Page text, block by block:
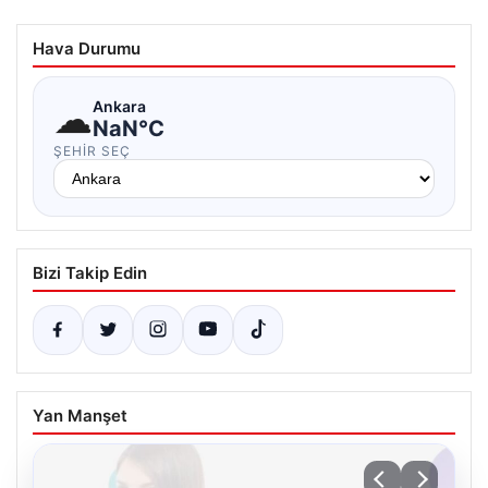
Hava Durumu
☁Ankara
NaN°C
ŞEHIR SEÇ
Bizi Takip Edin
Yan Manşet